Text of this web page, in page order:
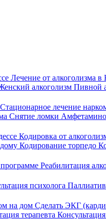
Лечение от алкоголизма в
алкоголизм Пивной
Стационарное лечение
Снятие ломки
Кодировка от
Кодирование торпедо
Реабилитация
психолога
на дом Сделать ЭКГ
терапевта